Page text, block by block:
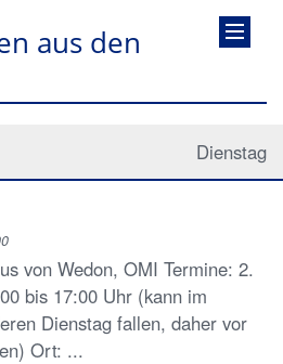
aus den
Dienstag
von Wedon, OMI Termine: 2.
bis 17:00 Uhr (kann im
Dienstag fallen, daher vor
Ort: ...